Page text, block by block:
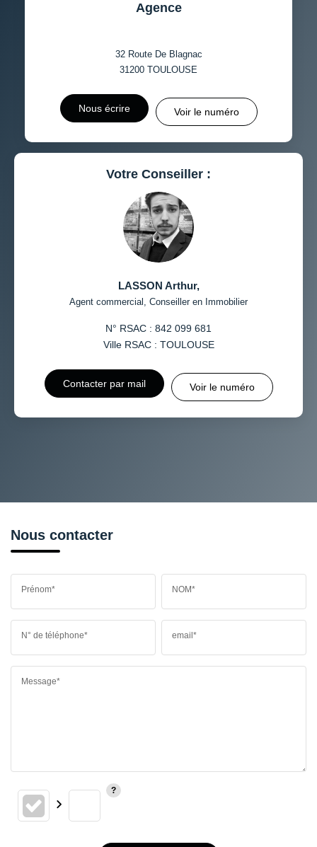
Agence
32 Route De Blagnac
31200 TOULOUSE
Nous écrire Voir le numéro
Votre Conseiller :
LASSON Arthur,
Agent commercial, Conseiller en Immobilier
N° RSAC : 842 099 681
Ville RSAC : TOULOUSE
Contacter par mail Voir le numéro
Nous contacter
Prénom* NOM*
N° de téléphone* email*
Message*